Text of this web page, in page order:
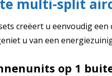
multi-split
creëert u eenvoudig
u van een
op 1